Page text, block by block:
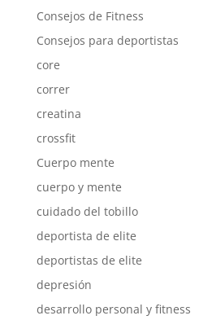
Consejos de Fitness
Consejos para deportistas
core
correr
creatina
crossfit
Cuerpo mente
cuerpo y mente
cuidado del tobillo
deportista de elite
deportistas de elite
depresión
desarrollo personal y fitness